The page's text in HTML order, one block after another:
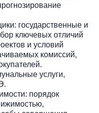
государственные и
ключевых отличий
и условий
комиссий,
услуги,
порядок